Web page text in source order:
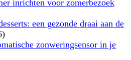
inrichten voor zomerbezoek
een gezonde draai aan de
zonweringsensor in je